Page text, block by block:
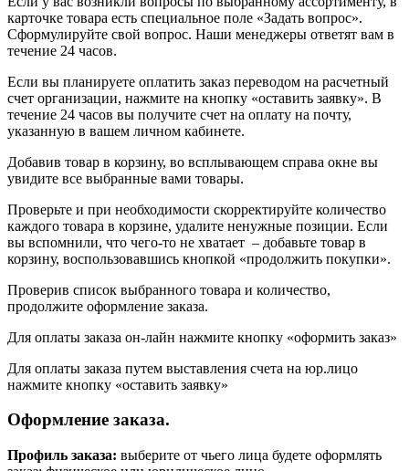
карточке товара есть специальное поле «Задать вопрос».
Сформулируйте свой вопрос. Наши менеджеры ответят вам в
течение 24 часов.
Если вы планируете оплатить заказ переводом на расчетный
счет организации, нажмите на кнопку «оставить заявку». В
течение 24 часов вы получите счет на оплату на почту,
указанную в вашем личном кабинете.
Добавив товар в корзину, во всплывающем справа окне вы
увидите все выбранные вами товары.
Проверьте и при необходимости скорректируйте количество
каждого товара в корзине, удалите ненужные позиции. Если
вы вспомнили, что чего-то не хватает – добавьте товар в
корзину, воспользовавшись кнопкой «продолжить покупки».
Проверив список выбранного товара и количество,
продолжите оформление заказа.
Для оплаты заказа он-лайн нажмите кнопку «оформить заказ»
Для оплаты заказа путем выставления счета на юр.лицо
нажмите кнопку «оставить заявку»
Оформление заказа.
Профиль заказа: выберите от чьего лица будете оформлять